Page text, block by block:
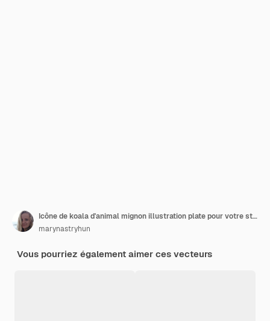
Icône de koala d'animal mignon illustration plate pour votre style plat de conception
marynastryhun
Vous pourriez également aimer ces vecteurs